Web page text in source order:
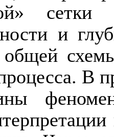
и
общей
В